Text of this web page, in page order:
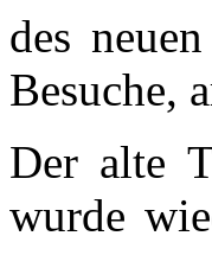
des
Besuche,
Der alte
wurde